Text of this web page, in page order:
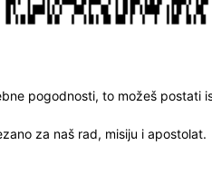
pogodnosti, to možeš postati
za naš rad, misiju i apostolat.